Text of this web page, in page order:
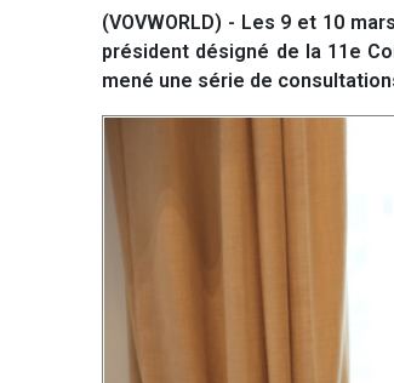
(VOVWORLD) - Les 9 et 10
président désigné de la 11e
mené une série de